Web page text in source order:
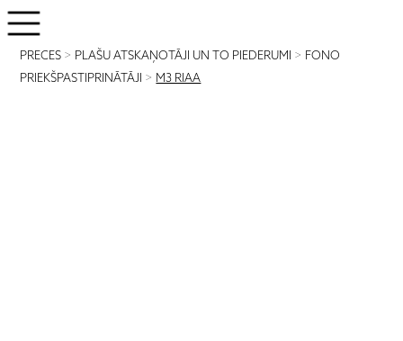
PRECES > PLAŠU ATSKAŅOTĀJI UN TO PIEDERUMI > FONO
PRIEKŠPASTIPRINĀTĀJI > M3 RIAA